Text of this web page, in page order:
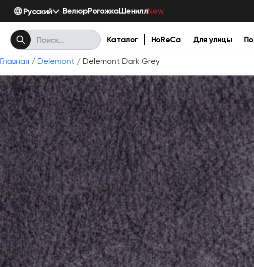
Русский ВелюрРогожкаШениллNew
Каталог HoReCa Для улицы
Главная / Delemont / Delemont Dark Grey